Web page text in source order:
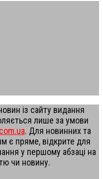
із сайту видання
лише за умови
. Для новинних та
є пряме, відкрите для
у першому абзаці на
чи новину.